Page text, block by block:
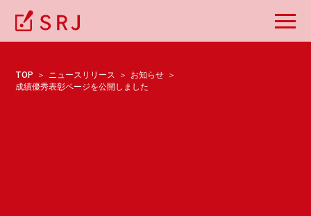
TOP ニュースリリース
お知らせ
成績優秀表彰ページを公開しました